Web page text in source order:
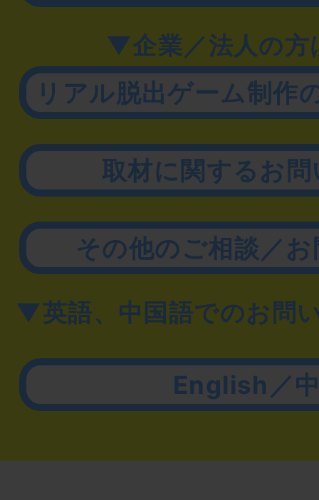
▼企業／法人の方
リアル脱出ゲーム制作
取材に関するお
その他のご相談／
▼英語、中国語でのお問
English／